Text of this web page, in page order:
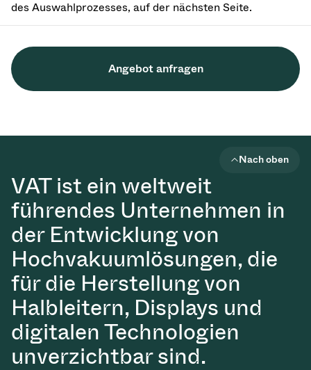
des Auswahlprozesses, auf der nächsten Seite.
Angebot anfragen
VAT ist ein weltweit
führendes Unternehmen in
der Entwicklung von
Hochvakuumlösungen, die
für die Herstellung von
Halbleitern, Displays und
digitalen Technologien
unverzichtbar sind.
Nach oben